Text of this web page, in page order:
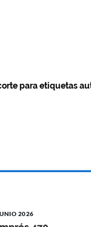
para etiquetas
2026